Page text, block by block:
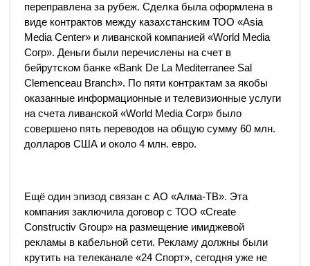
переправлена за рубеж. Сделка была оформлена в
виде контрактов между казахстанским ТОО «Asia
Media Center» и ливанской компанией «World Media
Согр». Деньги были перечислены на счет в
бейрутском банке «Bank De La Mediterranee Sal
Clemenceau Branch». По пяти контрактам за якобы
оказанные информационные и телевизионные услуги
на счета ливанской «World Media Согр» было
совершено пять переводов на общую сумму 60 млн.
долларов США и около 4 млн. евро.
Ещё один эпизод связан с АО «Алма-ТВ». Эта
компания заключила договор с ТОО «Create
Constructiv Group» на размещение имиджевой
рекламы в кабельной сети. Рекламу должны были
крутить на телеканале «24 Спорт», сегодня уже не